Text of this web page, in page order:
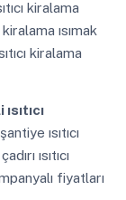
kiralama
kiralama ısımak
kiralama
ısıtıcı
ısıtıcı
fiyatları